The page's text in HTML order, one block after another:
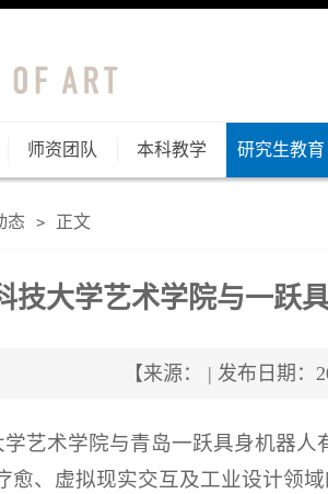
师资团队 本科教学 研究生教育
态 > 正文
技大学艺术学院与一跃
【来源： | 发布日期：
艺术学院与青岛一跃具身机器
、虚拟现实交互及工业设计领